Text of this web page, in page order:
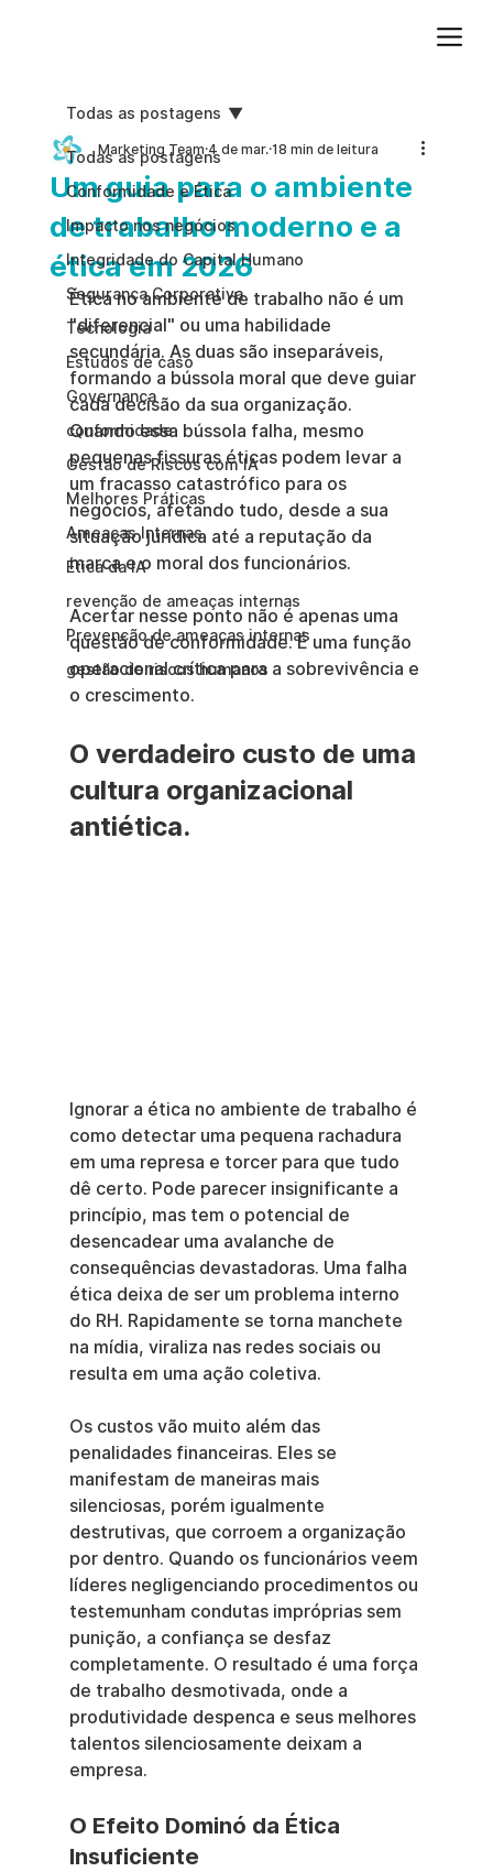
Todas as postagens
Conformidade e Ética
Impacto nos negócios
Integridade do Capital Humano
Segurança Corporativa
Tecnologia
Estudos de caso
Governança
conformidade
Gestão de Riscos com IA
Melhores Práticas
Ameaças Internas
Ética da IA
revenção de ameaças internas
Prevenção de ameaças internas
gestão de riscos humanos
Todas as postagens
Um guia para o ambiente
de trabalho moderno e a
ética em 2026
Marketing Team 4 de mar. 18 min de leitura
Ética no ambiente de trabalho não é um
"diferencial" ou uma habilidade
secundária. As duas são inseparáveis,
formando a bússola moral que deve guiar
cada decisão da sua organização.
Quando essa bússola falha, mesmo
pequenas fissuras éticas podem levar a
um fracasso catastrófico para os
negócios, afetando tudo, desde a sua
situação jurídica até a reputação da
marca e o moral dos funcionários.
Acertar nesse ponto não é apenas uma
questão de conformidade. É uma função
operacional crítica para a sobrevivência e
o crescimento.
O verdadeiro custo de uma
cultura organizacional
antiética.
Ignorar a ética no ambiente de trabalho é
como detectar uma pequena rachadura
em uma represa e torcer para que tudo
dê certo. Pode parecer insignificante a
princípio, mas tem o potencial de
desencadear uma avalanche de
consequências devastadoras. Uma falha
ética deixa de ser um problema interno
do RH. Rapidamente se torna manchete
na mídia, viraliza nas redes sociais ou
resulta em uma ação coletiva.
Os custos vão muito além das
penalidades financeiras. Eles se
manifestam de maneiras mais
silenciosas, porém igualmente
destrutivas, que corroem a organização
por dentro. Quando os funcionários veem
líderes negligenciando procedimentos ou
testemunham condutas impróprias sem
punição, a confiança se desfaz
completamente. O resultado é uma força
de trabalho desmotivada, onde a
produtividade despenca e seus melhores
talentos silenciosamente deixam a
empresa.
O Efeito Dominó da Ética
Insuficiente